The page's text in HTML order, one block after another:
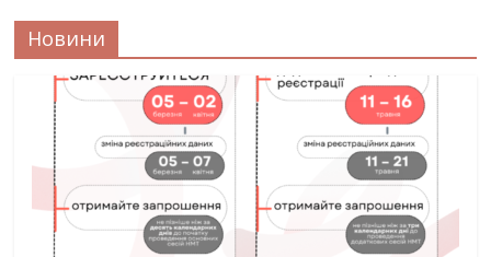
Новини